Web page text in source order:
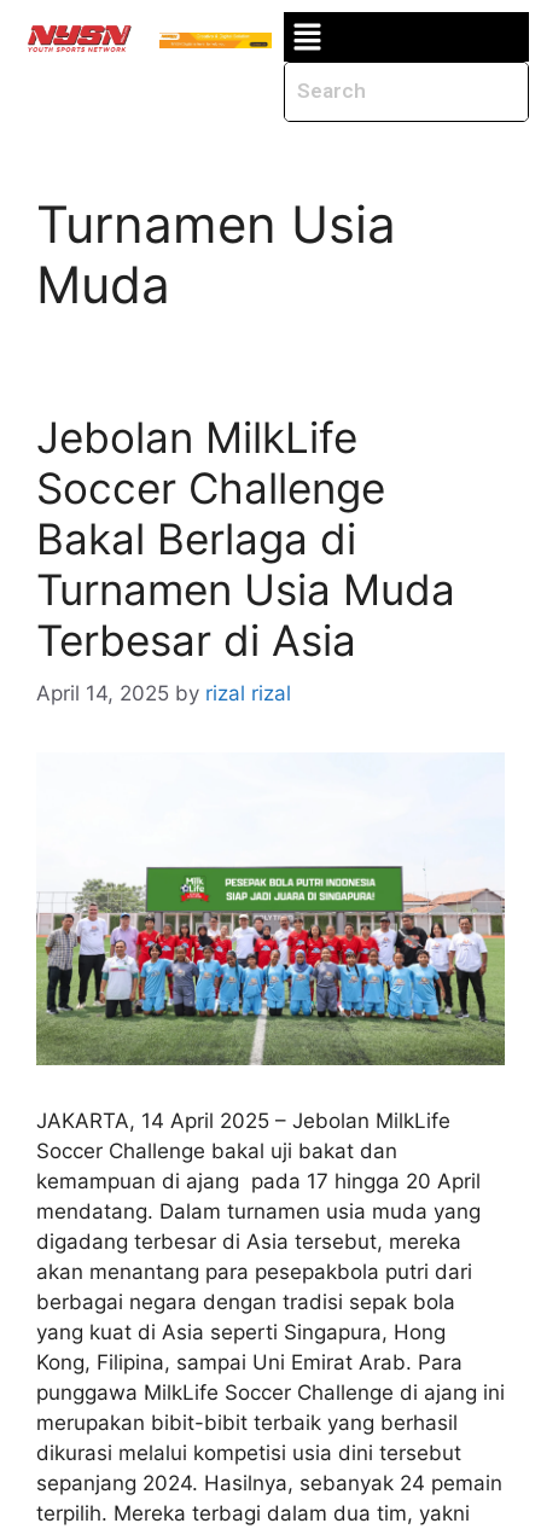
Turnamen Usia
Muda
Jebolan MilkLife
Soccer Challenge
Bakal Berlaga di
Turnamen Usia Muda
Terbesar di Asia
April 14, 2025 by rizal rizal
JAKARTA, 14 April 2025 – Jebolan MilkLife
Soccer Challenge bakal uji bakat dan
kemampuan di ajang pada 17 hingga 20 April
mendatang. Dalam turnamen usia muda yang
digadang terbesar di Asia tersebut, mereka
akan menantang para pesepakbola putri dari
berbagai negara dengan tradisi sepak bola
yang kuat di Asia seperti Singapura, Hong
Kong, Filipina, sampai Uni Emirat Arab. Para
punggawa MilkLife Soccer Challenge di ajang ini
merupakan bibit-bibit terbaik yang berhasil
dikurasi melalui kompetisi usia dini tersebut
sepanjang 2024. Hasilnya, sebanyak 24 pemain
terpilih. Mereka terbagi dalam dua tim, yakni